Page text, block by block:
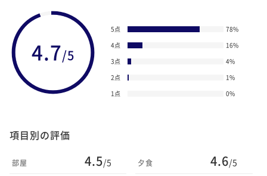
4.7/5
5点 78%
4点
16%
3点
4%
2点
1%
1点
0%
項目別の評価
部屋 4.5/5 夕食 4.6/5